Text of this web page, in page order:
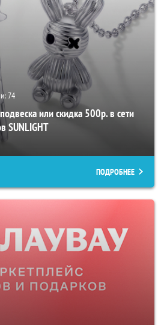
74
или скидка 500р. в сети
SUNLIGHT
ПОДРОБНЕЕ